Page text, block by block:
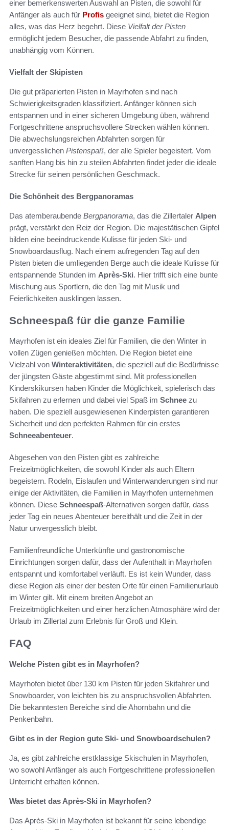
einer bemerkenswerten Auswahl an Pisten, die sowohl für
Anfänger als auch für Profis geeignet sind, bietet die Region
alles, was das Herz begehrt. Diese Vielfalt der Pisten
ermöglicht jedem Besucher, die passende Abfahrt zu finden,
unabhängig vom Können.
Vielfalt der Skipisten
Die gut präparierten Pisten in Mayrhofen sind nach
Schwierigkeitsgraden klassifiziert. Anfänger können sich
entspannen und in einer sicheren Umgebung üben, während
Fortgeschrittene anspruchsvollere Strecken wählen können.
Die abwechslungsreichen Abfahrten sorgen für
unvergesslichen Pistenspaß, der alle Spieler begeistert. Vom
sanften Hang bis hin zu steilen Abfahrten findet jeder die ideale
Strecke für seinen persönlichen Geschmack.
Die Schönheit des Bergpanoramas
Das atemberaubende Bergpanorama, das die Zillertaler Alpen
prägt, verstärkt den Reiz der Region. Die majestätischen Gipfel
bilden eine beeindruckende Kulisse für jeden Ski- und
Snowboardausflug. Nach einem aufregenden Tag auf den
Pisten bieten die umliegenden Berge auch die ideale Kulisse für
entspannende Stunden im Après-Ski. Hier trifft sich eine bunte
Mischung aus Sportlern, die den Tag mit Musik und
Feierlichkeiten ausklingen lassen.
Schneespaß für die ganze Familie
Mayrhofen ist ein ideales Ziel für Familien, die den Winter in
vollen Zügen genießen möchten. Die Region bietet eine
Vielzahl von Winteraktivitäten, die speziell auf die Bedürfnisse
der jüngsten Gäste abgestimmt sind. Mit professionellen
Kinderskikursen haben Kinder die Möglichkeit, spielerisch das
Skifahren zu erlernen und dabei viel Spaß im Schnee zu
haben. Die speziell ausgewiesenen Kinderpisten garantieren
Sicherheit und den perfekten Rahmen für ein erstes
Schneeabenteuer.
Abgesehen von den Pisten gibt es zahlreiche
Freizeitmöglichkeiten, die sowohl Kinder als auch Eltern
begeistern. Rodeln, Eislaufen und Winterwanderungen sind nur
einige der Aktivitäten, die Familien in Mayrhofen unternehmen
können. Diese Schneespaß-Alternativen sorgen dafür, dass
jeder Tag ein neues Abenteuer bereithält und die Zeit in der
Natur unvergesslich bleibt.
Familienfreundliche Unterkünfte und gastronomische
Einrichtungen sorgen dafür, dass der Aufenthalt in Mayrhofen
entspannt und komfortabel verläuft. Es ist kein Wunder, dass
diese Region als einer der besten Orte für einen Familienurlaub
im Winter gilt. Mit einem breiten Angebot an
Freizeitmöglichkeiten und einer herzlichen Atmosphäre wird der
Urlaub im Zillertal zum Erlebnis für Groß und Klein.
FAQ
Welche Pisten gibt es in Mayrhofen?
Mayrhofen bietet über 130 km Pisten für jeden Skifahrer und
Snowboarder, von leichten bis zu anspruchsvollen Abfahrten.
Die bekanntesten Bereiche sind die Ahornbahn und die
Penkenbahn.
Gibt es in der Region gute Ski- und Snowboardschulen?
Ja, es gibt zahlreiche erstklassige Skischulen in Mayrhofen,
wo sowohl Anfänger als auch Fortgeschrittene professionellen
Unterricht erhalten können.
Was bietet das Après-Ski in Mayrhofen?
Das Après-Ski in Mayrhofen ist bekannt für seine lebendige